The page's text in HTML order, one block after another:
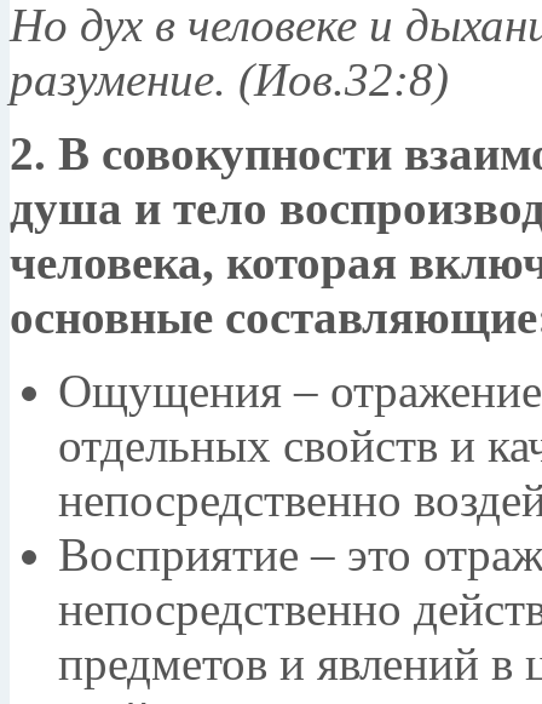
Но дух в человеке и
разумение. (Иов.32:8)
2. В совокупности
душа и тело
человека, которая
основные
Ощущения – отражение
отдельных свойств и
непосредственно
Восприятие – это
непосредственно
предметов и явлений в